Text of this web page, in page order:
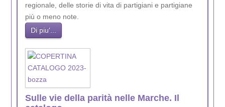
regionale, delle storie di vita di partigiani e partigiane
più o meno note.
Di piu'...
Sulle vie della parità nelle Marche. Il